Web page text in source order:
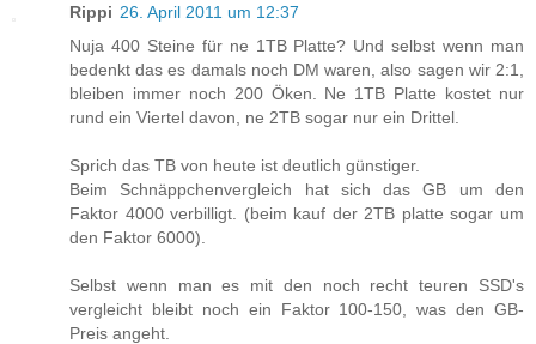
Rippi 26. April 2011 um 12:37
Nuja 400 Steine für ne 1TB Platte? Und selbst wenn man
bedenkt das es damals noch DM waren, also sagen wir 2:1,
bleiben immer noch 200 Öken. Ne 1TB Platte kostet nur
rund ein Viertel davon, ne 2TB sogar nur ein Drittel.
Sprich das TB von heute ist deutlich günstiger.
Beim Schnäppchenvergleich hat sich das GB um den
Faktor 4000 verbilligt. (beim kauf der 2TB platte sogar um
den Faktor 6000).
Selbst wenn man es mit den noch recht teuren SSD's
vergleicht bleibt noch ein Faktor 100-150, was den GB-
Preis angeht.